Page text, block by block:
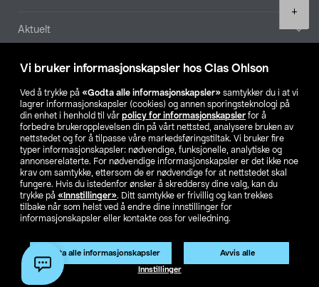
Vi bruker informasjonskapsler hos Clas Ohlson
Ved å trykke på «Godta alle informasjonskapsler» samtykker du i at vi
lagrer informasjonskapsler (cookies) og annen sporingsteknologi på
din enhet i henhold til vår policy for informasjonskapsler for å
forbedre brukeropplevelsen din på vårt nettsted, analysere bruken av
nettstedet og for å tilpasse våre markedsføringstiltak. Vi bruker fire
typer informasjonskapsler: nødvendige, funksjonelle, analytiske og
annonserelaterte. For nødvendige informasjonskapsler er det ikke noe
krav om samtykke, ettersom de er nødvendige for at nettstedet skal
fungere. Hvis du istedenfor ønsker å skreddersy dine valg, kan du
trykke på «Innstillinger». Ditt samtykke er frivillig og kan trekkes
tilbake når som helst ved å endre dine innstillinger for
informasjonskapsler eller kontakte oss for veiledning.
Godta alle informasjonskapsler Avvis alle
Innstillinger
+
Legg i handlekurv
Aktuelt
Våre selskaper
Finn din butikk
SE NO FI
Endre til priser ekskl. moms